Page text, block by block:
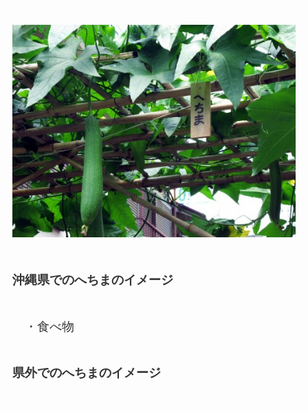
沖縄県でのへちまのイメージ
・食べ物
県外でのへちまのイメージ